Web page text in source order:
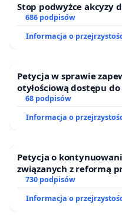
wraz ze Stawami
walory
wędkarzy,
lasów spowoduje,
zdegradowana
przestaną nas
gospodarczo, Wola
minąć i zapomnieć.
Stop podwyżce akcyzy
686 podpisów
Informacja o
Petycja w sprawie
otyłościową dostępu
oraz programów
68 podpisów
Informacja o
Petycja o
związanych z reformą
730 podpisów
Informacja o